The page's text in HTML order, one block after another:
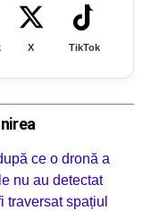
X TikTok
ce o dronă a
nu au detectat
traversat spațiul